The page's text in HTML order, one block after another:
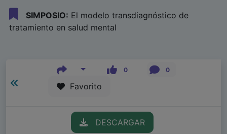
SIMPOSIO: El modelo transdiagnóstico de
tratamiento en salud mental
0 0
Favorito
DESCARGAR